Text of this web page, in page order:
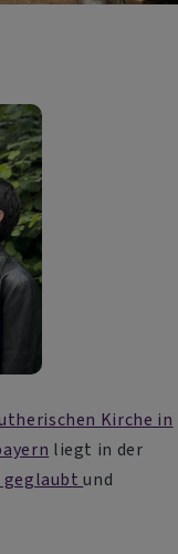
Kirche in
liegt in der
geglaubtund